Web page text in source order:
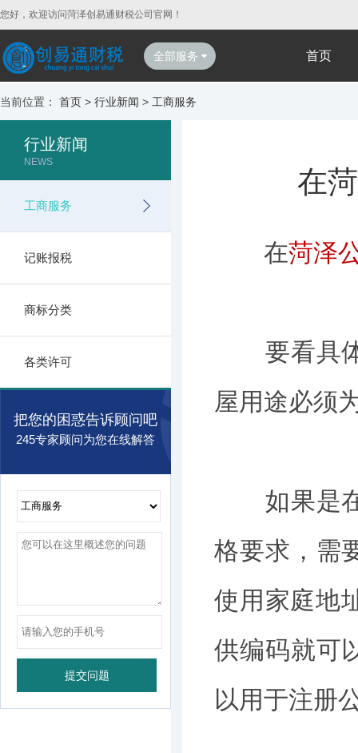
您好，欢迎访问菏泽创易通财税公司官网！
全部服务 首页
当前位置： 首页 > 行业新闻 > 工商服务
行业新闻
NEWS
工商服务
记账报税
商标分类
各类许可
把您的困惑告诉顾问吧
245专家顾问为您在线解答
在
在菏泽
要看具体
屋用途必须
如果是在
格要求，需
使用家庭地
供编码就可
以用于注册